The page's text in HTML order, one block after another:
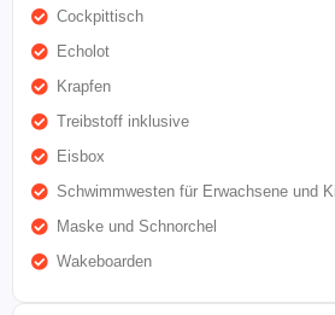
Cockpittisch
Echolot
Krapfen
Treibstoff inklusive
Eisbox
Schwimmwesten für Erwachsene und
Maske und Schnorchel
Wakeboarden